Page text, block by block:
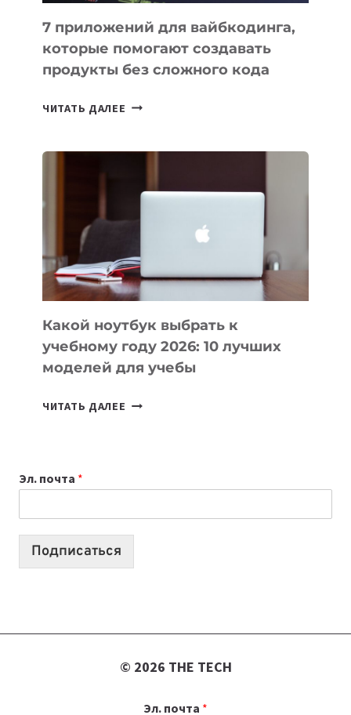
7 приложений для вайбкодинга,
которые помогают создавать
продукты без сложного кода
ЧИТАТЬ ДАЛЕЕ 7
ПОМОГАЮТ
СОЗДАВАТЬ
БЕЗ
СЛОЖНОГО
КОДА
Какой ноутбук выбрать к
учебному году 2026: 10 лучших
моделей для учебы
ЧИТАТЬ ДАЛЕЕ КАКОЙ
2026:
10
Эл. почта *
Подписаться
© 2026 THE TECH
Эл. почта *